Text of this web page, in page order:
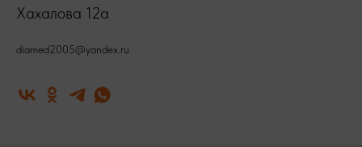
Хахалова 12а
diamed2005@yandex.ru